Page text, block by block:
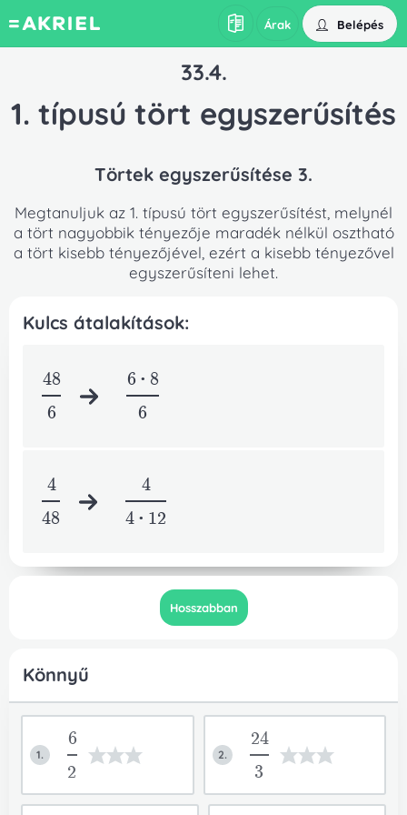
Árak Belépés
33.4.
1. típusú tört egyszerűsítés
Törtek egyszerűsítése 3.
Megtanuljuk az 1. típusú tört egyszerűsítést, melynél
a tört nagyobbik tényezője maradék nélkül osztható
a tört kisebb tényezőjével, ezért a kisebb tényezővel
egyszerűsíteni lehet.
Kulcs átalakítások:
48
6
6*8
6
4
48
4
4*12
Hosszabban
Könnyű
1.
6
2
2.
24
3